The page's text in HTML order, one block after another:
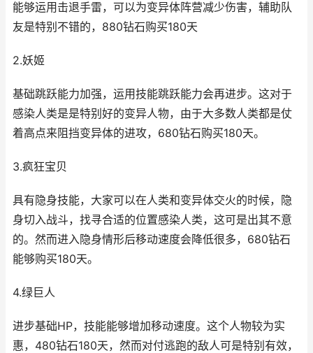
能够运用击退手雷，可以为变异体阵营减少伤害，辅助队
友是特别不错的，880钻石购买180天
2.妖姬
基础跳跃能力加强，运用技能跳跃能力会再进步。这对于
感染人类是是特别好的变异人物，由于大多数人类都是仗
着高点来阻挡变异体的进攻，680钻石购买180天。
3.疯狂宝贝
具有隐身技能，大家可以在人类和变异体交火的时候，隐
身切入战斗，找寻合适的位置感染人类，这可是出其不意
的。然而进入隐身情形后移动速度会降低很多，680钻石
能够购买180天。
4.绿巨人
进步基础HP，技能能够增加移动速度。这个人物较为实
惠，480钻石180天，然而对付逃跑的敌人可是特别有效，